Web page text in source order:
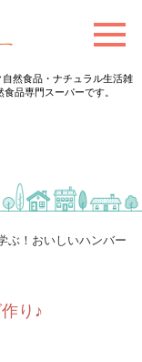
t
g
a
v
然食品・ナチュラル生活雑
品専門スーパーです。
ぶ！おいしいハンバー
り♪